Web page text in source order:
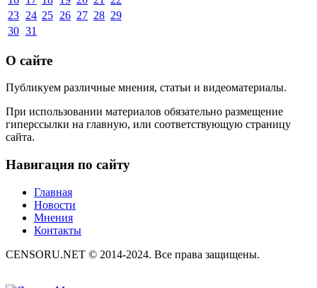
23 24 25 26 27 28 29
30 31
О сайте
Публикуем различные мнения, статьи и видеоматериалы.
При использовании материалов обязательно размещение
гиперссылки на главную, или соответствующую страницу
сайта.
Навигация по сайту
Главная
Новости
Мнения
Контакты
CENSORU.NET © 2014-2024. Все права защищены.